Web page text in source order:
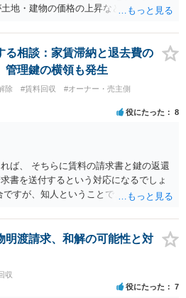
土地・建物の価格の上昇などの経済事情
、当事者は賃料の増減を請求できる、
かどうかは、貸主から、近隣相場の上昇
などを提示してもらわないと判断でき
スでは、こうした資料が示されていな
相当がどうかが分からないので、「不
ら賃料増額には応じないという主張が
るとのことですが、最高裁判例（S56.
あっても協議を経ない増額請求も有効
が不相当であれば特約に拘束されるの
す。「契約条件にかかわらず」とはそ
だから増額には応じないという理論で
して、法律上、増額協議が整わない場
確定するまでは相当な賃料（※現在の賃
ています。 もし、貸主が「現在の賃料
た場合は、最寄りの法務局に現在の賃
支払わないと契約が解除される可能性
す。
る相談：家賃滞納と退去費の
管理鍵の横領も発生
除 #賃料回収
#オーナー・売主側
役にたった 8
ば、 そちらに賃料の請求書と鍵の返還
書を送付するという対応になるでしょ
すが、知人ということで、連絡がつく
は、債権回収を弁護士に依頼すること
明渡請求、和解の可能性と対
収
役にたった 7